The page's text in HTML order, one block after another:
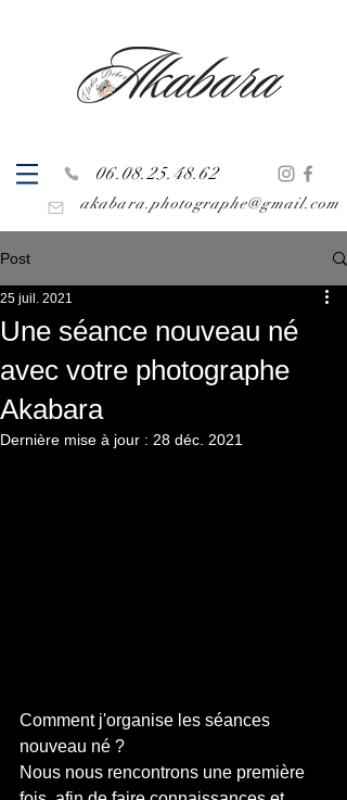
06.08.25.48.62
akabara.photographe@gmail.com
Post
Une séance nouveau né
avec votre photographe
Akabara
25 juil. 2021
Dernière mise à jour : 28 déc. 2021
Comment j'organise les séances
nouveau né ?
Nous nous rencontrons une première